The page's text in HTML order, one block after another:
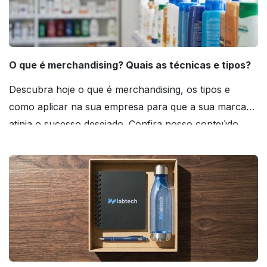
O que é merchandising? Quais as técnicas e tipos?
Descubra hoje o que é merchandising, os tipos e
como aplicar na sua empresa para que a sua marca
atinja o sucesso desejado. Confira nosso conteúdo